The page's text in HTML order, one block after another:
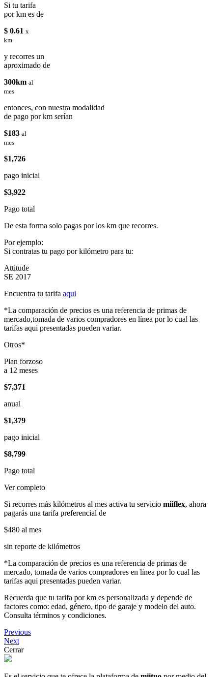
Si tu tarifa
por km es de
$ 0.61 x
km
y recorres un
aproximado de
300km al
mes
entonces, con nuestra modalidad
de pago por km serían
$183 al
mes
$1,726
pago inicial
$3,922
Pago total
De esta forma solo pagas por los km que recorres.
Por ejemplo:
Si contratas tu pago por kilómetro para tu:
Attitude
SE 2017
Encuentra tu tarifa aqui
*La comparación de precios es una referencia de primas de
mercado,tomada de varios compradores en línea por lo cual las
tarifas aqui presentadas pueden variar.
Otros*
Plan forzoso
a 12 meses
$7,371
anual
$1,379
pago inicial
$8,799
Pago total
Ver completo
Si recorres más kilómetros al mes activa tu servicio miiflex, ahora
pagarás una tarifa preferencial de
$480 al mes
sin reporte de kilómetros
*La comparación de precios es una referencia de primas de
mercado, tomada de varios compradores en línea por lo cual las
tarifas aqui presentadas pueden variar.
Recuerda que tu tarifa por km es personalizada y depende de
factores como: edad, género, tipo de garaje y modelo del auto.
Consulta términos y condiciones.
Previous
Next
Cerrar